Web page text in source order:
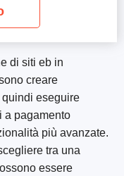
di siti eb in
creare
eseguire
a pagamento
più avanzate.
tra una
essere